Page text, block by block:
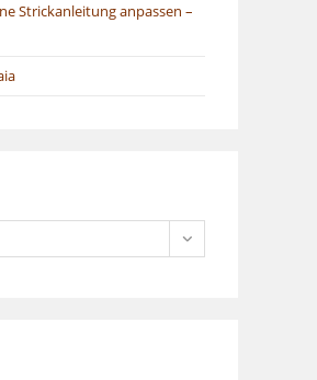
Strickanleitung anpassen –